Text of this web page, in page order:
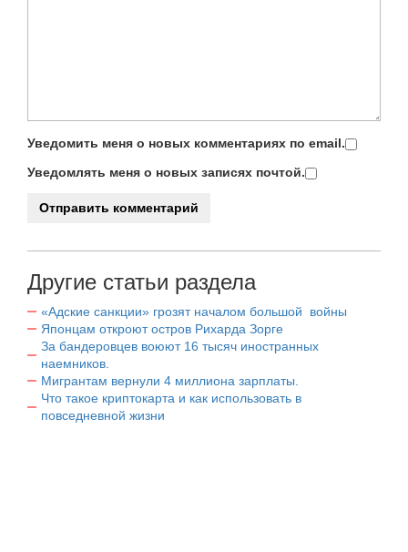
Уведомить меня о новых комментариях по email.
Уведомлять меня о новых записях почтой.
Другие статьи раздела
«Адские санкции» грозят началом большой войны
Японцам откроют остров Рихарда Зорге
За бандеровцев воюют 16 тысяч иностранных
наемников.
Мигрантам вернули 4 миллиона зарплаты.
Что такое криптокарта и как использовать в
повседневной жизни